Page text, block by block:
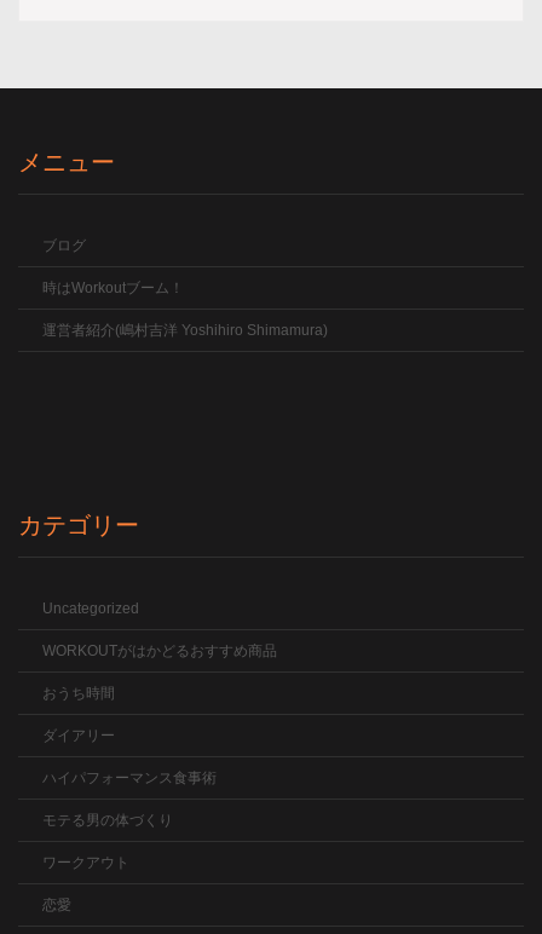
メニュー
ブログ
時はWorkoutブーム！
運営者紹介(嶋村吉洋 Yoshihiro Shimamura)
カテゴリー
Uncategorized
WORKOUTがはかどるおすすめ商品
おうち時間
ダイアリー
ハイパフォーマンス食事術
モテる男の体づくり
ワークアウト
恋愛